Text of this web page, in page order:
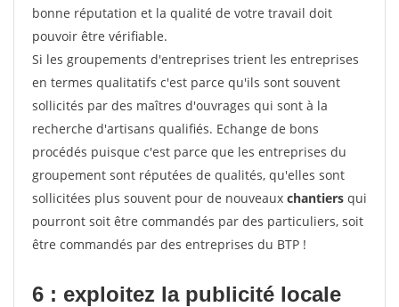
bonne réputation et la qualité de votre travail doit
pouvoir être vérifiable.
Si les groupements d'entreprises trient les entreprises
en termes qualitatifs c'est parce qu'ils sont souvent
sollicités par des maîtres d'ouvrages qui sont à la
recherche d'artisans qualifiés. Echange de bons
procédés puisque c'est parce que les entreprises du
groupement sont réputées de qualités, qu'elles sont
sollicitées plus souvent pour de nouveaux chantiers qui
pourront soit être commandés par des particuliers, soit
être commandés par des entreprises du BTP !
6 : exploitez la publicité locale